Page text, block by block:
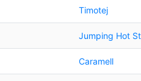
Timotej
Jumping Hot
Caramell